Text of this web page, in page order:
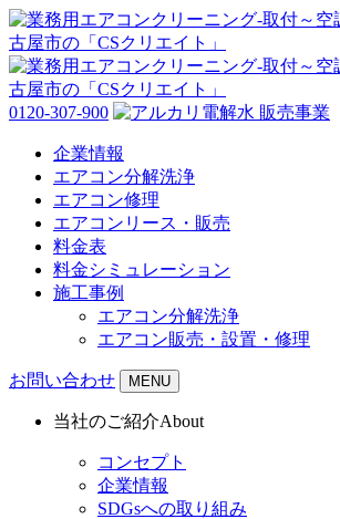
0120-307-900
企業情報
エアコン分解洗浄
エアコン修理
エアコンリース・販売
料金表
料金シミュレーション
施工事例
エアコン分解洗浄
エアコン販売・設置・修理
お問い合わせ MENU
当社のご紹介About
コンセプト
企業情報
SDGsへの取り組み